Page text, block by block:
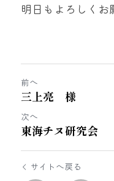
明日もよろしくお
前へ
三上亮 様
次へ
東海チヌ研究会
サイトへ戻る